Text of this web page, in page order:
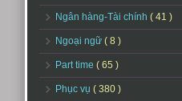
Ngân hàng-Tài chính ( 41 )
Ngoại ngữ ( 8 )
Part time ( 65 )
Phục vụ ( 380 )